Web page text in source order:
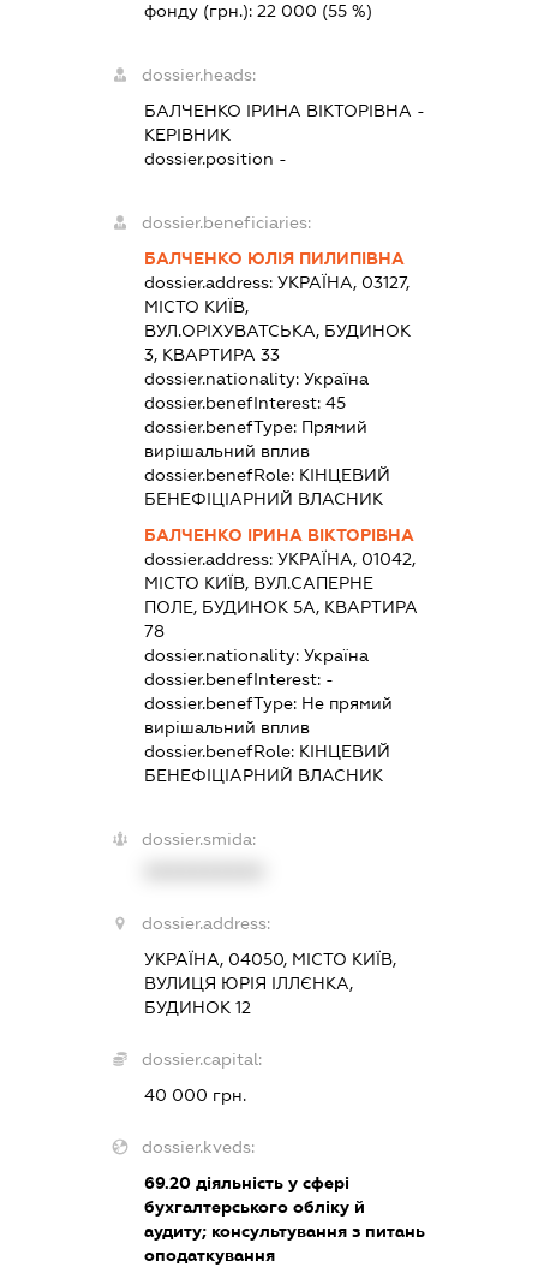
фонду (грн.):22 000 (55 %)
dossier.heads:
БАЛЧЕНКО ІРИНА ВІКТОРІВНА -
КЕРІВНИК
dossier.position -
dossier.beneficiaries:
БАЛЧЕНКО ЮЛІЯ ПИЛИПІВНА
dossier.address:УКРАЇНА, 03127,
МІСТО КИЇВ,
ВУЛ.ОРІХУВАТСЬКА, БУДИНОК
3, КВАРТИРА 33
dossier.nationality:Україна
dossier.benefInterest:45
dossier.benefType: Прямий
вирішальний вплив
dossier.benefRole: КІНЦЕВИЙ
БЕНЕФІЦІАРНИЙ ВЛАСНИК
БАЛЧЕНКО ІРИНА ВІКТОРІВНА
dossier.address:УКРАЇНА, 01042,
МІСТО КИЇВ, ВУЛ.САПЕРНЕ
ПОЛЕ, БУДИНОК 5А, КВАРТИРА
78
dossier.nationality:Україна
dossier.benefInterest: -
dossier.benefType: Не прямий
вирішальний вплив
dossier.benefRole: КІНЦЕВИЙ
БЕНЕФІЦІАРНИЙ ВЛАСНИК
dossier.smida:
dossier.address:
УКРАЇНА, 04050, МІСТО КИЇВ,
ВУЛИЦЯ ЮРІЯ ІЛЛЄНКА,
БУДИНОК 12
dossier.capital:
40 000 грн.
dossier.kveds:
69.20 діяльність у сфері
бухгалтерського обліку й
аудиту; консультування з питань
оподаткування